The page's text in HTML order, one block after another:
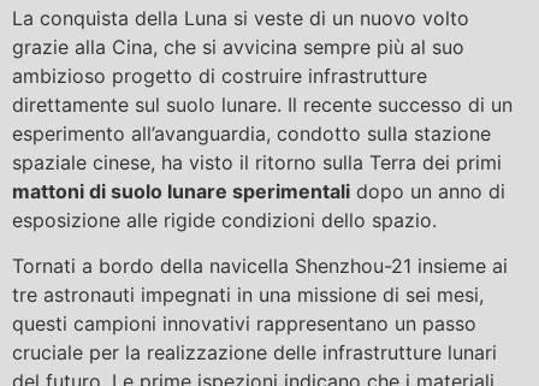
La conquista della Luna si veste di un nuovo volto
grazie alla Cina, che si avvicina sempre più al suo
ambizioso progetto di costruire infrastrutture
direttamente sul suolo lunare. Il recente successo di un
esperimento all’avanguardia, condotto sulla stazione
spaziale cinese, ha visto il ritorno sulla Terra dei primi
mattoni di suolo lunare sperimentali dopo un anno di
esposizione alle rigide condizioni dello spazio.
Tornati a bordo della navicella Shenzhou-21 insieme ai
tre astronauti impegnati in una missione di sei mesi,
questi campioni innovativi rappresentano un passo
cruciale per la realizzazione delle infrastrutture lunari